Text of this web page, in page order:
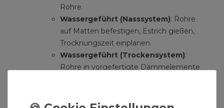
Rohre.
Wassergeführt (Nasssystem): Rohre
auf Matten befestigen, Estrich gießen,
Trocknungszeit einplanen.
Wassergeführt (Trockensystem):
Rohre in vorgefertigte Dämmelemente
dem Heizkreisverteiler.